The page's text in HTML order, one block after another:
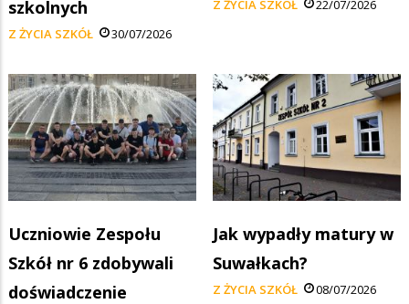
szkolnych
Z ŻYCIA SZKÓŁ 30/07/2026
Z ŻYCIA SZKÓŁ 22/07/2026
Uczniowie Zespołu
Szkół nr 6 zdobywali
doświadczenie
Jak wypadły matury w
Suwałkach?
Z ŻYCIA SZKÓŁ 08/07/2026